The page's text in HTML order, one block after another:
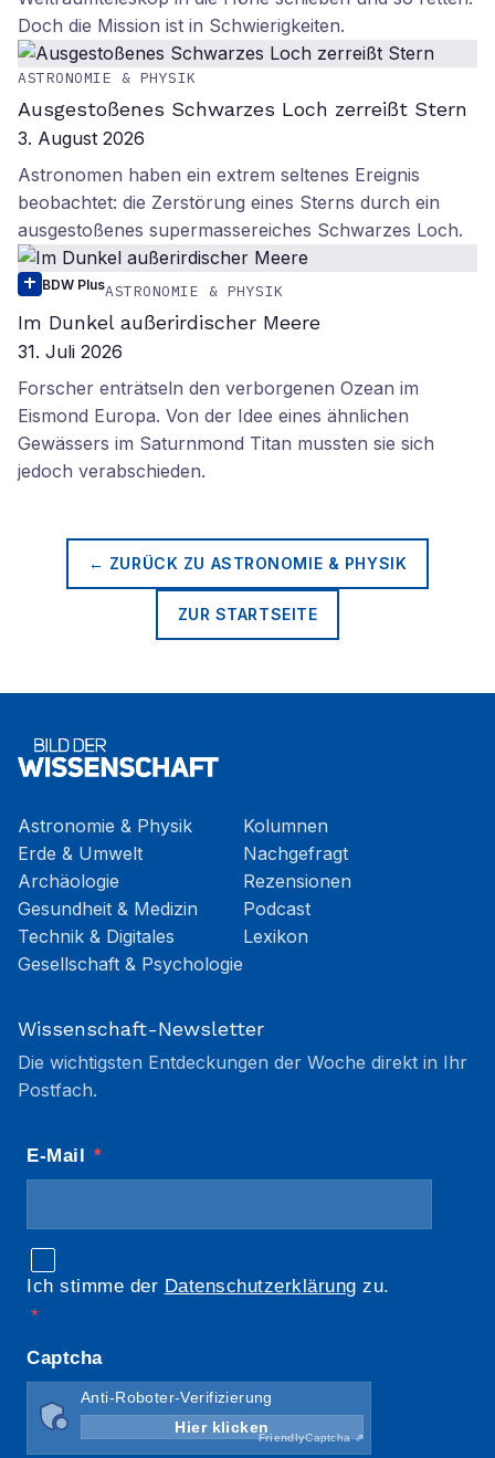
Doch die Mission ist in Schwierigkeiten.
ASTRONOMIE & PHYSIK
Ausgestoßenes Schwarzes Loch zerreißt Stern
3. August 2026
Astronomen haben ein extrem seltenes Ereignis
beobachtet: die Zerstörung eines Sterns durch ein
ausgestoßenes supermassereiches Schwarzes Loch.
BDW PlusASTRONOMIE & PHYSIK
Im Dunkel außerirdischer Meere
31. Juli 2026
Forscher enträtseln den verborgenen Ozean im
Eismond Europa. Von der Idee eines ähnlichen
Gewässers im Saturnmond Titan mussten sie sich
jedoch verabschieden.
← ZURÜCK ZU ASTRONOMIE & PHYSIK
ZUR STARTSEITE
Astronomie & Physik
Erde & Umwelt
Archäologie
Gesundheit & Medizin
Technik & Digitales
Gesellschaft & Psychologie
Kolumnen
Nachgefragt
Rezensionen
Podcast
Lexikon
Wissenschaft-Newsletter
Die wichtigsten Entdeckungen der Woche direkt in Ihr
Postfach.